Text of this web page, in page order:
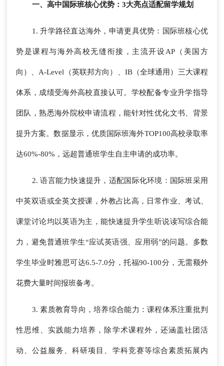
一、高中国际班核心优势：3大亮点适配留学规划
1. 升学路径直达海外，申请更具优势：国际班核心优
势是课程与海外高校无缝衔接，主流开设AP（美国方
向）、A-Level（英联邦方向）、IB（全球通用）三大课程
体系，成绩受海外高校直接认可。学校配备专业升学指导
团队，熟悉海外院校申请流程，能针对性优化文书、背景
提升方案。数据显示，优质国际班海外TOP100高校录取率
达60%-80%，远超普通班学生自主申请的成功率。
2. 语言能力快速提升，适配国际化环境：国际班采用
中英双语或全英文授课，外教占比高，日常作业、考试、
课堂讨论均以英语为主，能快速提升学生听说读写综合能
力，避免普通班学生“应试英语强、应用弱”的问题。多数
学生毕业时雅思可达6.5-7.0分，托福90-100分，无需额外
花费大量时间报班备考。
3. 素质教育导向，培养综合能力：课程体系注重批判
性思维、实践能力培养，除学术课程外，还涵盖社团活
动、公益服务、科研项目、学科竞赛等综合素质拓展内